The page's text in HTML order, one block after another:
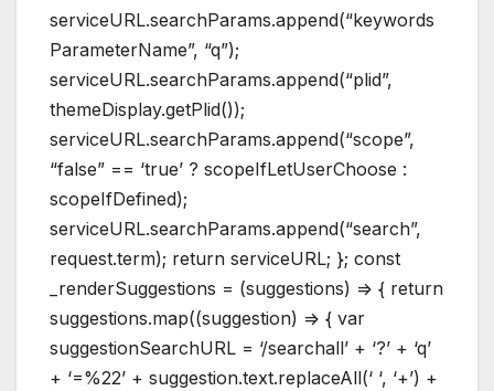
serviceURL.searchParams.append(“keywords
ParameterName”, “q”);
serviceURL.searchParams.append(“plid”,
themeDisplay.getPlid());
serviceURL.searchParams.append(“scope”,
“false” == ‘true’ ? scopeIfLetUserChoose :
scopeIfDefined);
serviceURL.searchParams.append(“search”,
request.term); return serviceURL; }; const
_renderSuggestions = (suggestions) => { return
suggestions.map((suggestion) => { var
suggestionSearchURL = ‘/searchall’ + ‘?’ + ‘q’
+ ‘=%22’ + suggestion.text.replaceAll(‘ ‘, ‘+’) +